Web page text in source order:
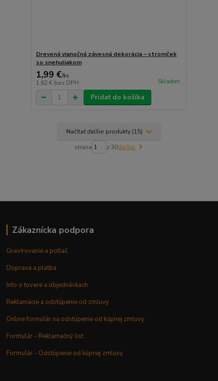
Drevená vianočná závesná dekorácia – stromček
so snehuliakom
1,99 €/ks
1,62 € bez DPH Skladom
Pridať do košíka
Načítať ďalšie produkty (15)
strana z 30ďalšie
Zákaznícka podpora
Gravírovanie a potlač
Doprava a platba
Info o tovare a objednávkach
Reklamácie a odstúpenie od zmluvy
Online formulár na odstúpenie od kúpnej zmluvy
Formulár - Reklamačný list
Formulár - Odstúpenie od kúpnej zmluvy